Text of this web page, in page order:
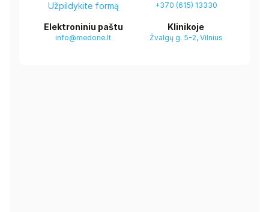
Užpildykite formą
+370 (615) 13330
Elektroniniu paštu
info@medone.lt
Klinikoje
Žvalgų g. 5-2, Vilnius